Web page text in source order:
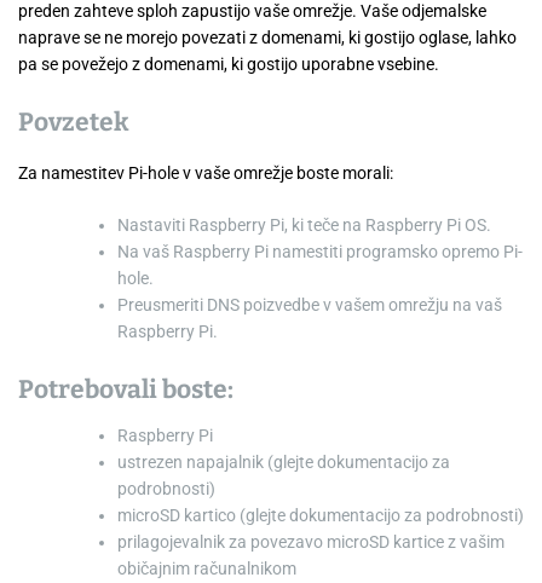
preden zahteve sploh zapustijo vaše omrežje. Vaše odjemalske
naprave se ne morejo povezati z domenami, ki gostijo oglase, lahko
pa se povežejo z domenami, ki gostijo uporabne vsebine.
Povzetek
Za namestitev Pi-hole v vaše omrežje boste morali:
Nastaviti Raspberry Pi, ki teče na Raspberry Pi OS.
Na vaš Raspberry Pi namestiti programsko opremo Pi-
hole.
Preusmeriti DNS poizvedbe v vašem omrežju na vaš
Raspberry Pi.
Potrebovali boste:
Raspberry Pi
ustrezen napajalnik (glejte dokumentacijo za
podrobnosti)
microSD kartico (glejte dokumentacijo za podrobnosti)
prilagojevalnik za povezavo microSD kartice z vašim
običajnim računalnikom